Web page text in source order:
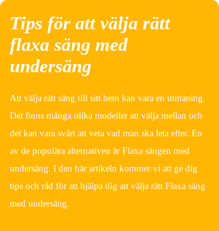
Tips för att välja rätt
flaxa säng med
undersäng
Att välja rätt säng till sitt hem kan vara en utmaning.
Det finns många olika modeller att välja mellan och
det kan vara svårt att veta vad man ska leta efter. En
av de populära alternativen är Flaxa sängen med
undersäng. I den här artikeln kommer vi att ge dig
tips och råd för att hjälpa dig att välja rätt Flaxa säng
med undersäng.